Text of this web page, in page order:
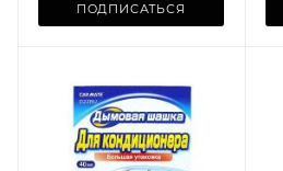
ПОДПИСАТЬСЯ